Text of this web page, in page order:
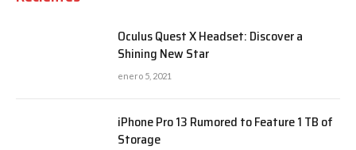
Oculus Quest X Headset: Discover a
Shining New Star
enero 5, 2021
iPhone Pro 13 Rumored to Feature 1 TB of
Storage